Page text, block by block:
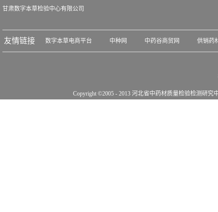
甘肃数字本草检验中心有限公司
友情链接 数字本草电商平台 中种网 中药谷商贸网 供销药
Copyright ©2005 - 2013 河北省中药材质量检验检测研究